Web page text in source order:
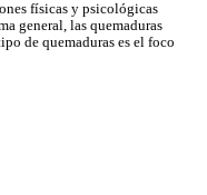
físicas y psicológicas
general, las quemaduras
de quemaduras es el foco